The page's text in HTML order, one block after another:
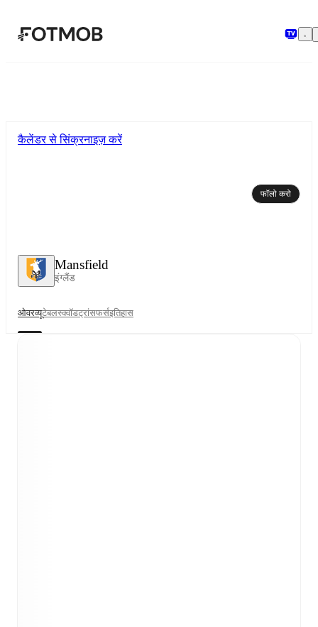
Mansfield
इंग्लैंड
कैलेंडर से सिंक्रनाइज़ करें
फॉलो करो
ओवरव्यूटेबलस्क्वॉडट्रांसफर्सइतिहास